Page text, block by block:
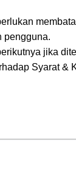
pengguna.
jika
Syarat &